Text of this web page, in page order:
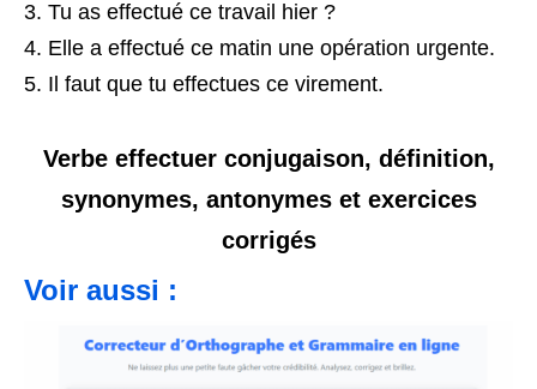
Tu as effectué ce travail hier ?
Elle a effectué ce matin une opération urgente.
Il faut que tu effectues ce virement.
Verbe effectuer conjugaison, définition,
synonymes, antonymes et exercices
corrigés
Voir aussi :